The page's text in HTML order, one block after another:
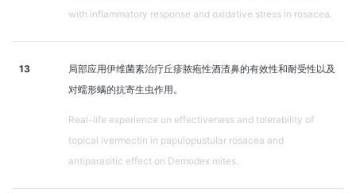
with inflammatory response and oxidative stress in rosacea.
13
局部应用伊维菌素治疗丘疹脓疱性酒渣鼻的有效性和耐受性以及
对蠕形螨的抗寄生虫作用。
Real-life experience on effectiveness and tolerability of
topical ivermectin in papulopustular rosacea and
antiparasitic effect on Demodex mites.